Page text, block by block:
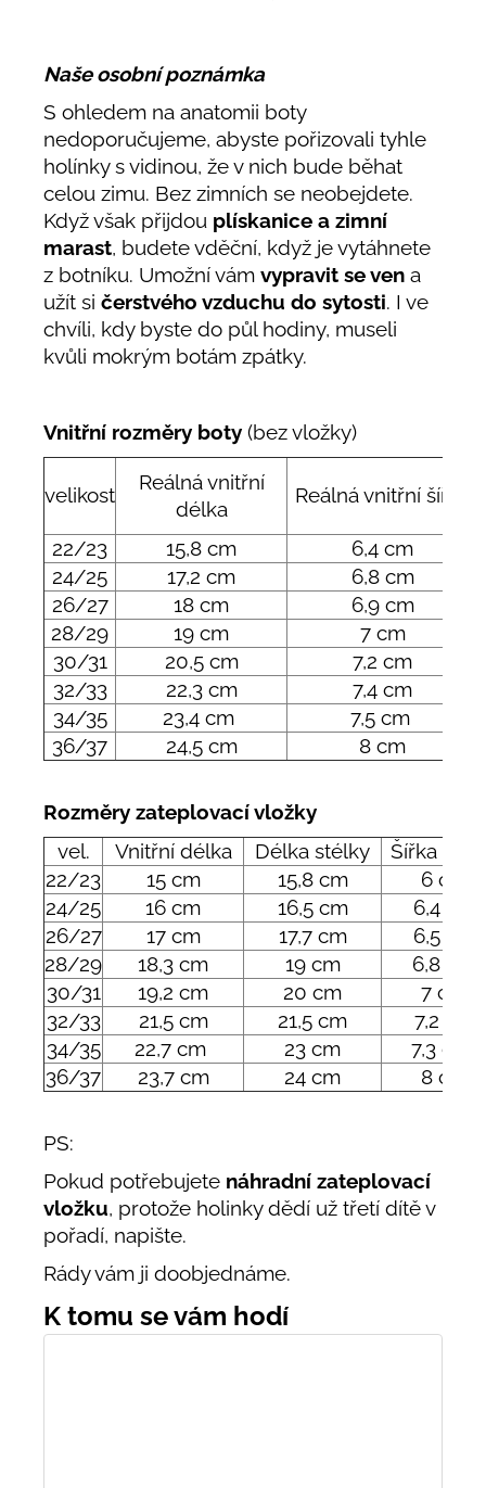
Naše osobní poznámka
S ohledem na anatomii boty
nedoporučujeme, abyste pořizovali tyhle
holínky s vidinou, že v nich bude běhat
celou zimu. Bez zimních se neobejdete.
Když však přijdou plískanice a zimní
marast, budete vděční, když je vytáhnete
z botníku. Umožní vám vypravit se ven a
užít si čerstvého vzduchu do sytosti. I ve
chvíli, kdy byste do půl hodiny, museli
kvůli mokrým botám zpátky.
Vnitřní rozměry boty (bez vložky)
velikost
Reálná vnitřní
délka
Reálná vnitřní šířka
22/23 15,8 cm
6,4 cm
24/25
17,2 cm
6,8 cm
26/27
18 cm
6,9 cm
28/29
19 cm
7 cm
30/31
20,5 cm
7,2 cm
32/33
22,3 cm
7,4 cm
34/35
23,4 cm
7,5 cm
36/37
24,5 cm 8 cm
Rozměry zateplovací vložky
vel.
Vnitřní délka Délka stélky
Šířka
22/23
15 cm 15,8 cm
6 cm
24/25
16 cm 16,5 cm
6,4 cm
26/27
17 cm 17,7 cm
6,5 cm
28/29
18,3 cm 19 cm
6,8 cm
30/31
19,2 cm 20 cm
7 cm
32/33
21,5 cm 21,5 cm
7,2 cm
34/35
22,7 cm 23 cm
7,3 cm
36/37
23,7 cm 24 cm 8 cm
PS:
Pokud potřebujete náhradní zateplovací
vložku, protože holinky dědí už třetí dítě v
pořadí, napište.
Rády vám ji doobjednáme.